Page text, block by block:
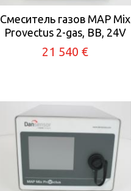
Смеситель газов MAP Mix
Provectus 2-gas, BB, 24V
21 540 €